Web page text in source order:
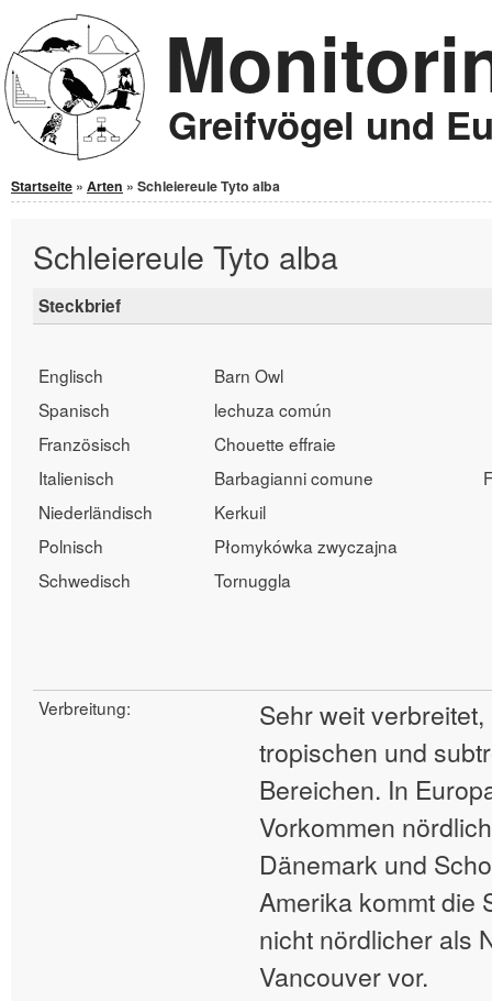
Jump to Content
Greifvögel und
Sie sind hier
Startseite » Arten » Schleiereule Tyto alba
Schleiereule Tyto alba
Steckbrief
Englisch Barn Owl
Spanisch
lechuza común
Französisch
Chouette effraie
Italienisch
Barbagianni comune
Niederländisch
Kerkuil
Polnisch
Płomykówka zwyczajna
Schwedisch
Tornuggla
Verbreitung:
Sehr weit
tropischen und
Bereichen. In
Vorkommen
Dänemark und
Amerika kommt die
nicht nördlicher als
Vancouver vor.